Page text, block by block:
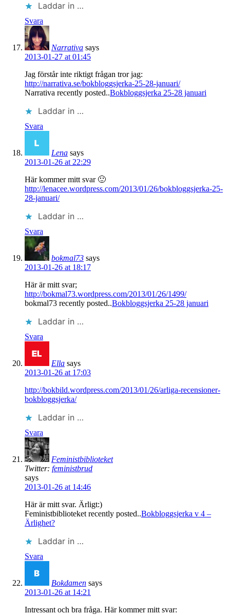
Laddar in …
Svara
Narrativa says
2013-01-27 at 01:45
Jag förstår inte riktigt frågan tror jag:
http://narrativa.se/bokbloggsjerka-25-28-januari/
Narrativa recently posted..Bokbloggsjerka 25-28 januari
Laddar in …
Svara
Lena says
2013-01-26 at 22:29
Här kommer mitt svar 🙂
http://lenacee.wordpress.com/2013/01/26/bokbloggsjerka-25-
28-januari/
Laddar in …
Svara
bokmal73 says
2013-01-26 at 18:17
Här är mitt svar;
http://bokmal73.wordpress.com/2013/01/26/1499/
bokmal73 recently posted..Bokbloggsjerka 25-28 januari
Laddar in …
Svara
Ella says
2013-01-26 at 17:03
http://bokbild.wordpress.com/2013/01/26/arliga-recensioner-
bokbloggsjerka/
Laddar in …
Svara
Feministbiblioteket
Twitter: feministbrud
says
2013-01-26 at 14:46
Här är mitt svar. Ärligt:)
Feministbiblioteket recently posted..Bokbloggsjerka v 4 –
Ärlighet?
Laddar in …
Svara
Bokdamen says
2013-01-26 at 14:21
Intressant och bra fråga. Här kommer mitt svar: